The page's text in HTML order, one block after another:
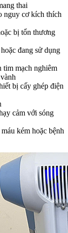
thai
nguy cơ kích thích
bị tổn thương
đang sử dụng
tim mạch nghiêm
bị cấy ghép điện
cảm với sóng
kém hoặc bệnh